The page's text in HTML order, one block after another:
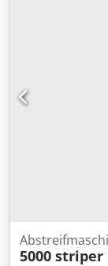
5000 striper